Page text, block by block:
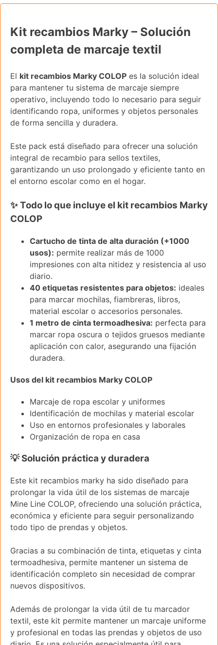
Kit recambios Marky – Solución
completa de marcaje textil
El kit recambios Marky COLOP es la solución ideal
para mantener tu sistema de marcaje siempre
operativo, incluyendo todo lo necesario para seguir
identificando ropa, uniformes y objetos personales
de forma sencilla y duradera.
Este pack está diseñado para ofrecer una solución
integral de recambio para sellos textiles,
garantizando un uso prolongado y eficiente tanto en
el entorno escolar como en el hogar.
✨ Todo lo que incluye el kit recambios Marky
COLOP
Cartucho de tinta de alta duración (+1000
usos): permite realizar más de 1000
impresiones con alta nitidez y resistencia al uso
diario.
40 etiquetas resistentes para objetos: ideales
para marcar mochilas, fiambreras, libros,
material escolar o accesorios personales.
1 metro de cinta termoadhesiva: perfecta para
marcar ropa oscura o tejidos gruesos mediante
aplicación con calor, asegurando una fijación
duradera.
Usos del kit recambios Marky COLOP
Marcaje de ropa escolar y uniformes
Identificación de mochilas y material escolar
Uso en entornos profesionales y laborales
Organización de ropa en casa
💡 Solución práctica y duradera
Este kit recambios marky ha sido diseñado para
prolongar la vida útil de los sistemas de marcaje
Mine Line COLOP, ofreciendo una solución práctica,
económica y eficiente para seguir personalizando
todo tipo de prendas y objetos.
Gracias a su combinación de tinta, etiquetas y cinta
termoadhesiva, permite mantener un sistema de
identificación completo sin necesidad de comprar
nuevos dispositivos.
Además de prolongar la vida útil de tu marcador
textil, este kit permite mantener un marcaje uniforme
y profesional en todas las prendas y objetos de uso